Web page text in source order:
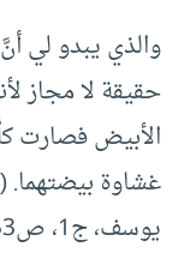
والذي یبدو لي
حقيقة لا مجاز
الأبيض فصارت
غشاوة بيضتهما.
يوسف، ج1، ص1153- 1154)